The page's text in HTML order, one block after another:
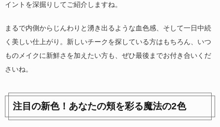
イントを深掘りしてご紹介しますね。
まるで内側からじんわりと湧き出るような血色感、そして一日中続
く美しい仕上がり。新しいチークを探している方はもちろん、いつ
ものメイクに新鮮さを加えたい方も、ぜひ最後までお付き合いくだ
さいね。
注目の新色！あなたの頬を彩る魔法の2色